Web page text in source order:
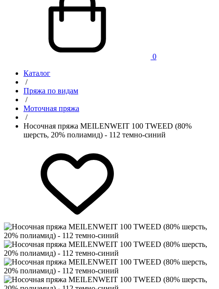
0
Каталог
/
Пряжа по видам
/
Моточная пряжа
/
Носочная пряжа MEILENWEIT 100 TWEED (80%
шерсть, 20% полиамид) - 112 темно-синий